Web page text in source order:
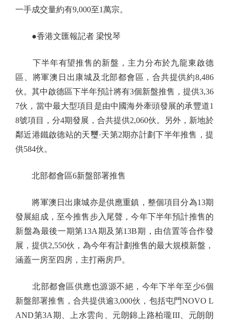
一手成交量約有9,000至1萬宗。
●香港文匯報記者 梁悅琴
下半年有望推售的新盤，主力分布於九龍東啟德
區、將軍澳日出康城及北部都會區，合共提供約8,486
伙。其中啟德區下半年預計將有3個新盤推售，提供3,36
7伙，當中最大型項目是由中國海外牽頭發展的承豐道1
8號項目，分4期發展，合共提供2,060伙。另外，新地於
鄰近港鐵啟德站的天璽·天第2期亦計劃下半年推售，提
供584伙。
北部都會區6新盤部署推售
將軍澳日出康城亦是供應重鎮，整個項目分為13期
發展組成，至今推售步入尾聲，今年下半年預計推售的
新盤為最後一期第13A期及第13B期，由信置等合作發
展，提供2,550伙，為今年有計劃推售的最大規模新盤，
涵蓋一房至四房，主打兩房戶。
北部都會區供應也源源不絕，今年下半年至少6個
新盤部署推售，合共提供逾3,000伙，包括屯門NOVO L
AND第3A期、上水雲向、元朗錦上路柏瓏III、元朗朗